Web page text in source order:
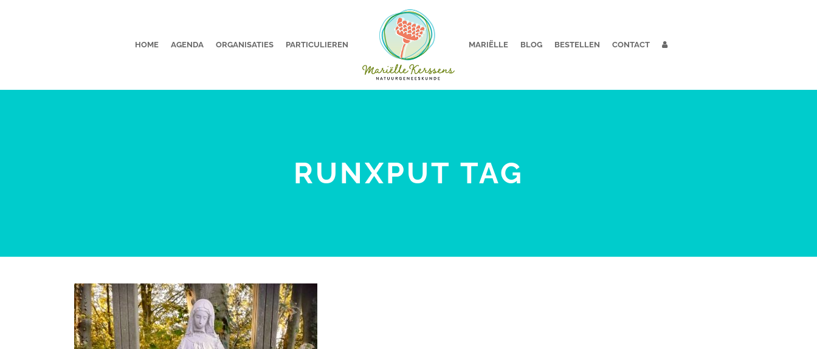
HOME AGENDA ORGANISATIES PARTICULIEREN MARIËLLE BLOG BESTELLEN CONTACT
RUNXPUT TAG